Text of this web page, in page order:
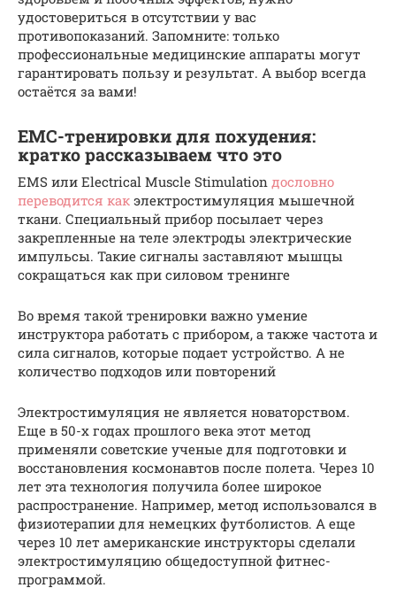
удостовериться в отсутствии у вас
противопоказаний. Запомните: только
профессиональные медицинские аппараты могут
гарантировать пользу и результат. А выбор всегда
остаётся за вами!
ЕМС-тренировки для похудения:
кратко рассказываем что это
EMS или Electrical Muscle Stimulation дословно
переводится как электростимуляция мышечной
ткани. Специальный прибор посылает через
закрепленные на теле электроды электрические
импульсы. Такие сигналы заставляют мышцы
сокращаться как при силовом тренинге
Во время такой тренировки важно умение
инструктора работать с прибором, а также частота и
сила сигналов, которые подает устройство. А не
количество подходов или повторений
Электростимуляция не является новаторством.
Еще в 50-х годах прошлого века этот метод
применяли советские ученые для подготовки и
восстановления космонавтов после полета. Через 10
лет эта технология получила более широкое
распространение. Например, метод использовался в
физиотерапии для немецких футболистов. А еще
через 10 лет американские инструкторы сделали
электростимуляцию общедоступной фитнес-
программой.